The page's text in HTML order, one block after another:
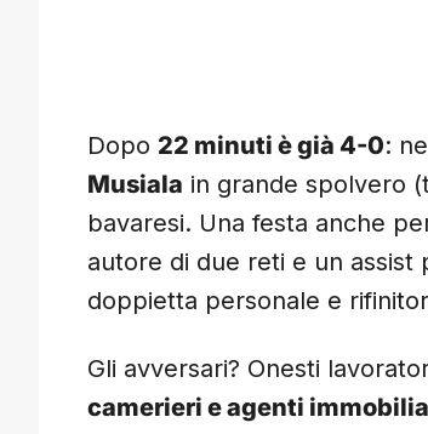
Dopo 22 minuti è già 4-0:
Musiala in grande spolvero
bavaresi. Una festa anche
autore di due reti e un assist
doppietta personale e
Gli avversari? Onesti
camerieri e agenti